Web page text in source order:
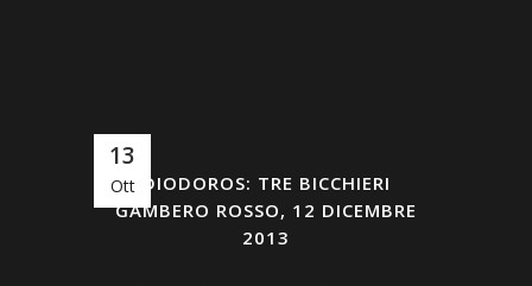
13
Ott
DIODOROS: TRE BICCHIERI
GAMBERO ROSSO, 12 DICEMBRE
2013